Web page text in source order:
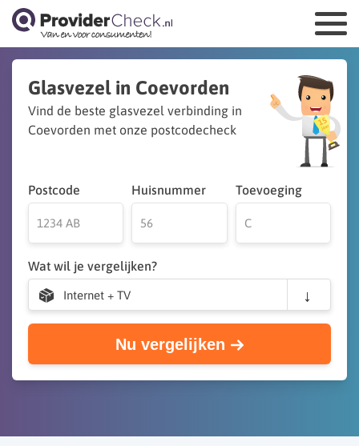
Glasvezel in Coevorden
Vind de beste glasvezel verbinding in
Coevorden met onze postcodecheck
Postcode Huisnummer Toevoeging
Wat wil je vergelijken?
Internet + TV
Nu vergelijken